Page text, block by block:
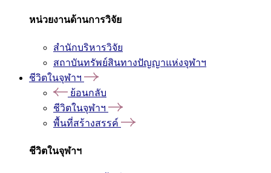
หน่วยงานด้านการวิจัย
สำนักบริหารวิจัย
สถาบันทรัพย์สินทางปัญญาแห่งจุฬาฯ
ชีวิตในจุฬาฯ
ย้อนกลับ
ชีวิตในจุฬาฯ
พื้นที่สร้างสรรค์
ชีวิตในจุฬาฯ